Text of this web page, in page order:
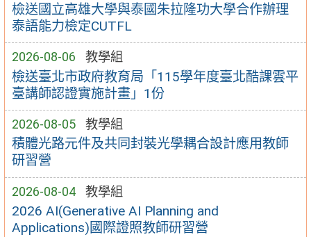
檢送國立高雄大學與泰國朱拉隆功大學合作辦理
泰語能力檢定CUTFL
2026-08-06 教學組
檢送臺北市政府教育局「115學年度臺北酷課雲平
臺講師認證實施計畫」1份
2026-08-05 教學組
積體光路元件及共同封裝光學耦合設計應用教師
研習營
2026-08-04 教學組
2026 AI(Generative AI Planning and
Applications)國際證照教師研習營